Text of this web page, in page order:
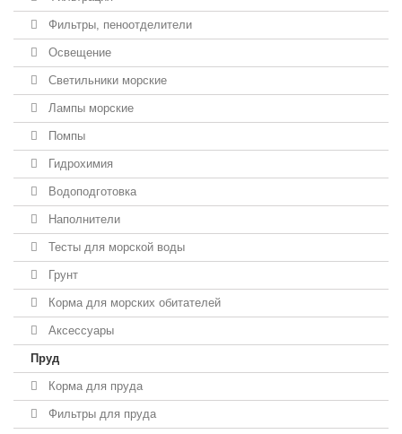
Фильтры, пеноотделители
Освещение
Светильники морские
Лампы морские
Помпы
Гидрохимия
Водоподготовка
Наполнители
Тесты для морской воды
Грунт
Корма для морских обитателей
Аксессуары
Пруд
Корма для пруда
Фильтры для пруда